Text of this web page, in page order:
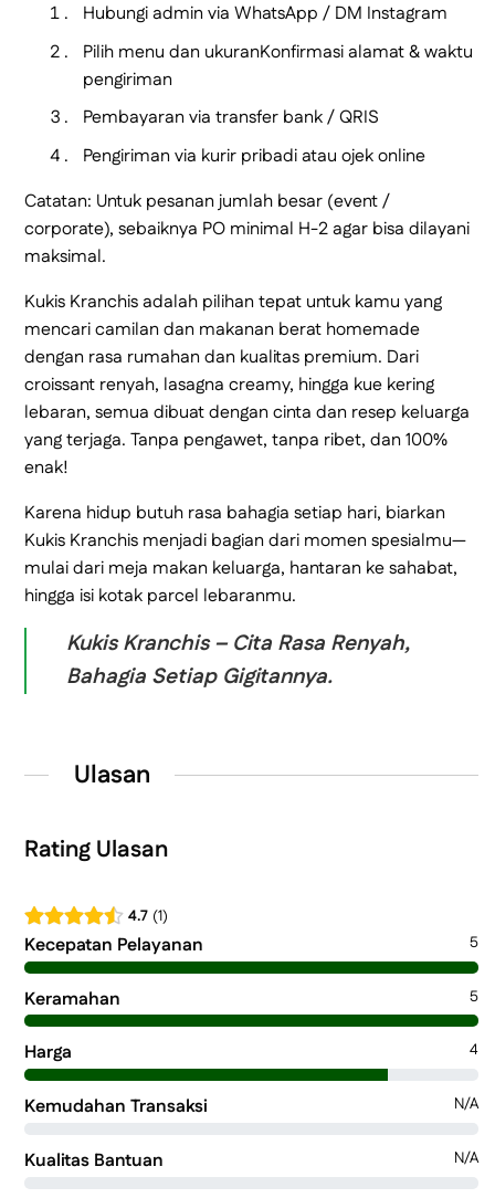
Hubungi admin via WhatsApp / DM Instagram
Pilih menu dan ukuranKonfirmasi alamat & waktu
pengiriman
Pembayaran via transfer bank / QRIS
Pengiriman via kurir pribadi atau ojek online
Catatan: Untuk pesanan jumlah besar (event /
corporate), sebaiknya PO minimal H-2 agar bisa dilayani
maksimal.
Kukis Kranchis adalah pilihan tepat untuk kamu yang
mencari camilan dan makanan berat homemade
dengan rasa rumahan dan kualitas premium. Dari
croissant renyah, lasagna creamy, hingga kue kering
lebaran, semua dibuat dengan cinta dan resep keluarga
yang terjaga. Tanpa pengawet, tanpa ribet, dan 100%
enak!
Karena hidup butuh rasa bahagia setiap hari, biarkan
Kukis Kranchis menjadi bagian dari momen spesialmu—
mulai dari meja makan keluarga, hantaran ke sahabat,
hingga isi kotak parcel lebaranmu.
Kukis Kranchis – Cita Rasa Renyah,
Bahagia Setiap Gigitannya.
Ulasan
Rating Ulasan
4.7 1
Kecepatan Pelayanan 5
Keramahan 5
Harga 4
Kemudahan Transaksi N/A
Kualitas Bantuan N/A